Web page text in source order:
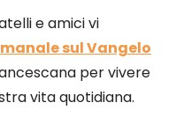
e amici vi
sul Vangelo
per vivere
vita quotidiana.